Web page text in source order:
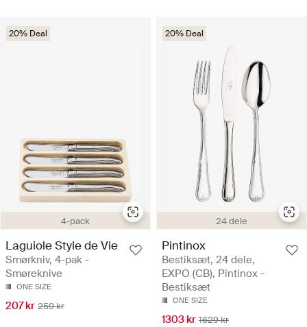
4-pack
20% Deal
Laguiole Style de Vie
Smørkniv, 4-pak -
Smøreknive
ONE SIZE
207 kr 259 kr
24 dele
20% Deal
Pintinox
Bestiksæt, 24 dele,
EXPO (CB), Pintinox -
Bestiksæt
ONE SIZE
1303 kr 1629 kr